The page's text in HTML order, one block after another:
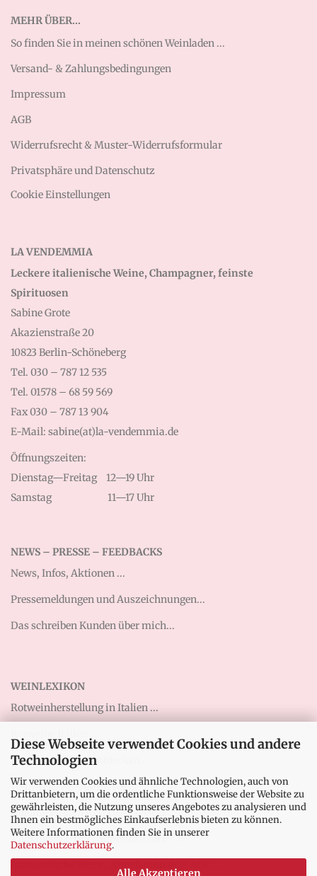
Diese Webseite verwendet Cookies und andere
Technologien
Wir verwenden Cookies und ähnliche Technologien, auch von
Drittanbietern, um die ordentliche Funktionsweise der Website zu
gewährleisten, die Nutzung unseres Angebotes zu analysieren und
Ihnen ein bestmögliches Einkaufserlebnis bieten zu können.
Weitere Informationen finden Sie in unserer
Datenschutzerklärung.
Alle Akzeptieren
MEHR ÜBER...
So finden Sie in meinen schönen Weinladen ...
Versand- & Zahlungsbedingungen
Impressum
AGB
Widerrufsrecht & Muster-Widerrufsformular
Privatsphäre und Datenschutz
Cookie Einstellungen
LA VENDEMMIA
Leckere italienische Weine, Champagner, feinste
Spirituosen
Sabine Grote
Akazienstraße 20
10823 Berlin-Schöneberg
Tel. 030 – 787 12 535
Tel. 01578 – 68 59 569
Fax 030 – 787 13 904
E-Mail: sabine(at)la-vendemmia.de
Öffnungszeiten:
Dienstag—Freitag
Samstag
12—19 Uhr
11—17 Uhr
NEWS – PRESSE – FEEDBACKS
News, Infos, Aktionen ...
Pressemeldungen und Auszeichnungen...
Das schreiben Kunden über mich...
WEINLEXIKON
Rotweinherstellung in Italien ...
Abruzzen-Weine entdecken ...
Weißwein vom Gardasee ...
Qualitätsstufen IGT, DOC, DOCG ...
Tignanello – Der „Supertoskaner“ ...